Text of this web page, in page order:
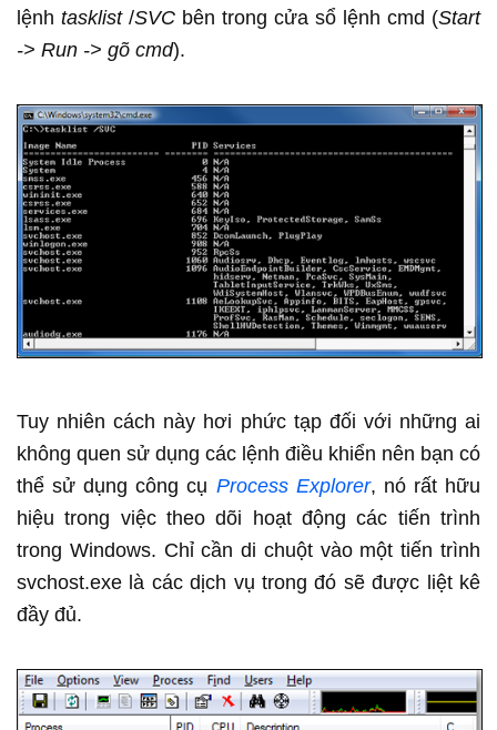
lệnh tasklist/SVC bên trong cửa sổ lệnh cmd (Start
-> Run -> gõ cmd).
Tuy nhiên cách này hơi phức tạp đối với những ai
không quen sử dụng các lệnh điều khiển nên bạn có
thể sử dụng công cụ Process Explorer, nó rất hữu
hiệu trong việc theo dõi hoạt động các tiến trình
trong Windows. Chỉ cần di chuột vào một tiến trình
svchost.exe là các dịch vụ trong đó sẽ được liệt kê
đầy đủ.